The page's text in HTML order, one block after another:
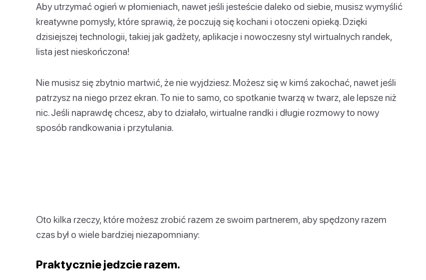
Aby utrzymać ogień w płomieniach, nawet jeśli jesteście daleko od siebie, musisz wymyślić
kreatywne pomysły, które sprawią, że poczują się kochani i otoczeni opieką. Dzięki
dzisiejszej technologii, takiej jak gadżety, aplikacje i nowoczesny styl wirtualnych randek,
lista jest nieskończona!
Nie musisz się zbytnio martwić, że nie wyjdziesz. Możesz się w kimś zakochać, nawet jeśli
patrzysz na niego przez ekran. To nie to samo, co spotkanie twarzą w twarz, ale lepsze niż
nic. Jeśli naprawdę chcesz, aby to działało, wirtualne randki i długie rozmowy to nowy
sposób randkowania i przytulania.
Oto kilka rzeczy, które możesz zrobić razem ze swoim partnerem, aby spędzony razem
czas był o wiele bardziej niezapomniany:
Praktycznie jedzcie razem.